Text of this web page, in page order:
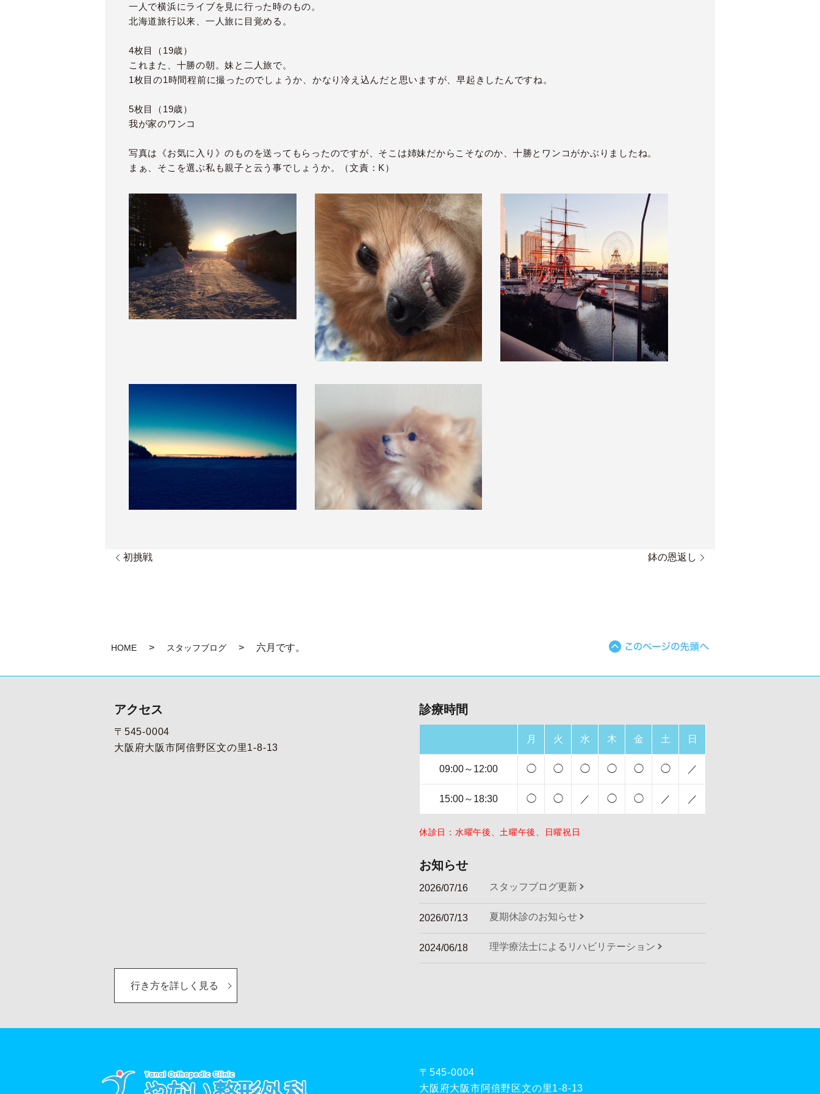
一人で横浜にライブを見に行った時のもの。
北海道旅行以来、一人旅に目覚める。
4枚目（19歳）
これまた、十勝の朝。妹と二人旅で。
1枚目の1時間程前に撮ったのでしょうか、かなり冷え込んだと思いますが、早起きしたんですね。
5枚目（19歳）
我が家のワンコ
写真は《お気に入り》のものを送ってもらったのですが、そこは姉妹だからこそなのか、十勝とワンコがかぶりましたね。
まぁ、そこを選ぶ私も親子と云う事でしょうか。（文責：K）
初挑戦 鉢の恩返し
HOME スタッフブログ 六月です。
アクセス
〒545-0004
大阪府大阪市阿倍野区文の里1-8-13
行き方を詳しく見る
診療時間
月 火 水 木 金 土 日
09:00～12:00 ◯ ◯ ◯ ◯ ◯ ◯ ／
15:00～18:30 ◯ ◯ ／ ◯ ◯ ／ ／
休診日：水曜午後、土曜午後、日曜祝日
お知らせ
2026/07/16 スタッフブログ更新
2026/07/13 夏期休診のお知らせ
2024/06/18 理学療法士によるリハビリテーション
〒545-0004
大阪府大阪市阿倍野区文の里1-8-13